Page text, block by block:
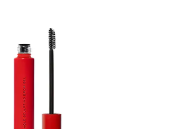
GEL À SOURCILS INFINITE HOLD